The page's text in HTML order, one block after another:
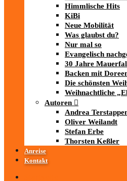
Himmlische Hits
KiBi
Neue Mobilität
Was glaubst du?
Nur mal so
Evangelisch
30 Jahre
Backen mit
Die schönsten
Weihnachtliche
Autoren
Andrea
Oliver Weilandt
Stefan Erbe
Thorsten Keßler
Anreise
Kontakt